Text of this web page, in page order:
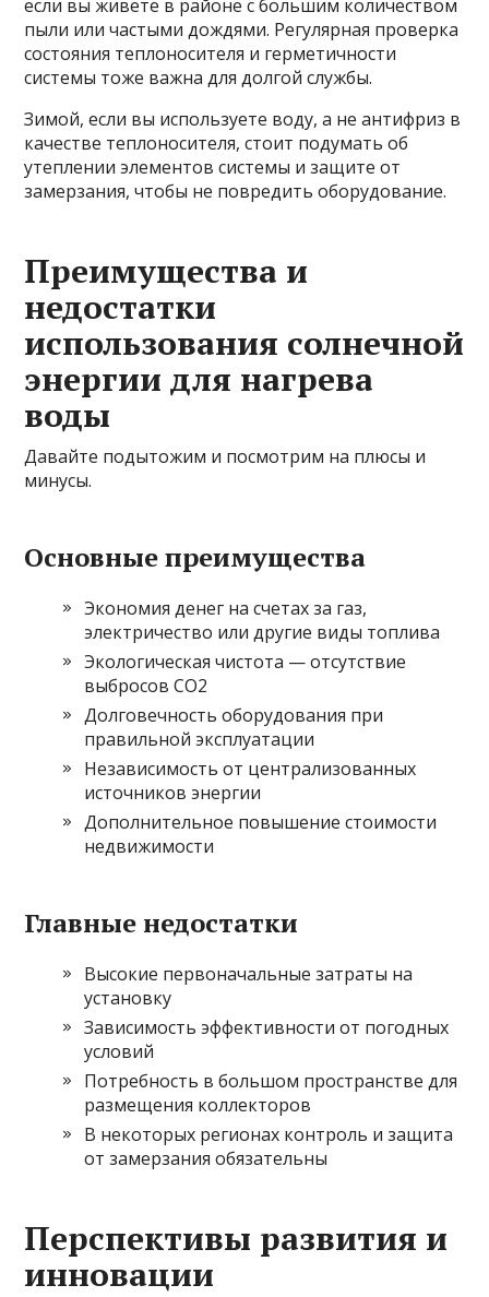
если вы живете в районе с большим количеством
пыли или частыми дождями. Регулярная проверка
состояния теплоносителя и герметичности
системы тоже важна для долгой службы.
Зимой, если вы используете воду, а не антифриз в
качестве теплоносителя, стоит подумать об
утеплении элементов системы и защите от
замерзания, чтобы не повредить оборудование.
Преимущества и
недостатки
использования солнечной
энергии для нагрева
воды
Давайте подытожим и посмотрим на плюсы и
минусы.
Основные преимущества
Экономия денег на счетах за газ,
электричество или другие виды топлива
Экологическая чистота — отсутствие
выбросов CO2
Долговечность оборудования при
правильной эксплуатации
Независимость от централизованных
источников энергии
Дополнительное повышение стоимости
недвижимости
Главные недостатки
Высокие первоначальные затраты на
установку
Зависимость эффективности от погодных
условий
Потребность в большом пространстве для
размещения коллекторов
В некоторых регионах контроль и защита
от замерзания обязательны
Перспективы развития и
инновации